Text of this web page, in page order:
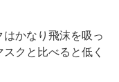
かなり飛沫を吸っ
クと比べると低く